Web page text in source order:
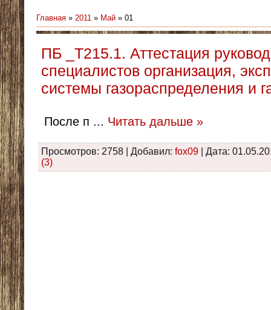
Главная » 2011 » Май » 01
ПБ _Т215.1. Аттестация
специалистов организация,
системы газораспределения и
После п ... Читать дальше »
Просмотров: 2758 | Добавил: fox09 | Дата:
(3)